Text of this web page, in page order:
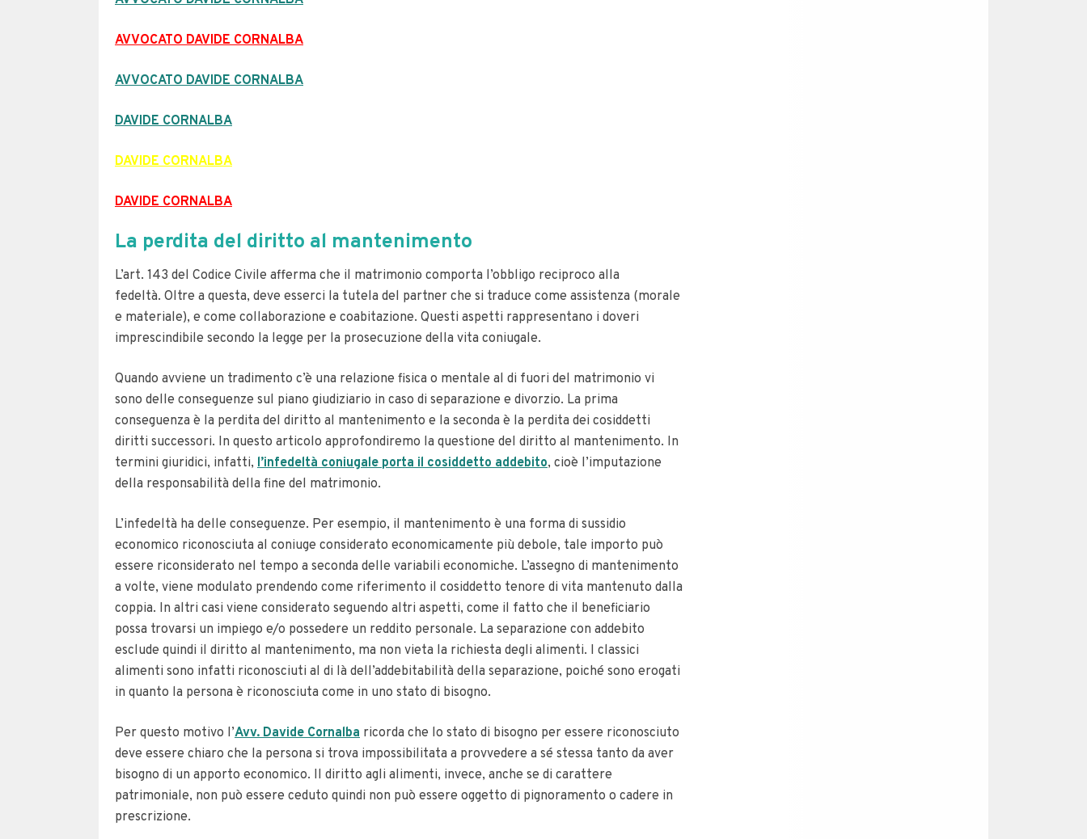
AVVOCATO DAVIDE CORNALBA
AVVOCATO DAVIDE CORNALBA
DAVIDE CORNALBA
DAVIDE CORNALBA
DAVIDE CORNALBA
La perdita del diritto al mantenimento
L’art. 143 del Codice Civile afferma che il matrimonio comporta l’obbligo reciproco alla
fedeltà. Oltre a questa, deve esserci la tutela del partner che si traduce come assistenza (morale
e materiale), e come collaborazione e coabitazione. Questi aspetti rappresentano i doveri
imprescindibile secondo la legge per la prosecuzione della vita coniugale.
Quando avviene un tradimento c’è una relazione fisica o mentale al di fuori del matrimonio vi
sono delle conseguenze sul piano giudiziario in caso di separazione e divorzio. La prima
conseguenza è la perdita del diritto al mantenimento e la seconda è la perdita dei cosiddetti
diritti successori. In questo articolo approfondiremo la questione del diritto al mantenimento. In
termini giuridici, infatti, l’infedeltà coniugale porta il cosiddetto addebito, cioè l’imputazione
della responsabilità della fine del matrimonio.
L’infedeltà ha delle conseguenze. Per esempio, il mantenimento è una forma di sussidio
economico riconosciuta al coniuge considerato economicamente più debole, tale importo può
essere riconsiderato nel tempo a seconda delle variabili economiche. L’assegno di mantenimento
a volte, viene modulato prendendo come riferimento il cosiddetto tenore di vita mantenuto dalla
coppia. In altri casi viene considerato seguendo altri aspetti, come il fatto che il beneficiario
possa trovarsi un impiego e/o possedere un reddito personale. La separazione con addebito
esclude quindi il diritto al mantenimento, ma non vieta la richiesta degli alimenti. I classici
alimenti sono infatti riconosciuti al di là dell’addebitabilità della separazione, poiché sono erogati
in quanto la persona è riconosciuta come in uno stato di bisogno.
Per questo motivo l’Avv. Davide Cornalba ricorda che lo stato di bisogno per essere riconosciuto
deve essere chiaro che la persona si trova impossibilitata a provvedere a sé stessa tanto da aver
bisogno di un apporto economico. Il diritto agli alimenti, invece, anche se di carattere
patrimoniale, non può essere ceduto quindi non può essere oggetto di pignoramento o cadere in
prescrizione.